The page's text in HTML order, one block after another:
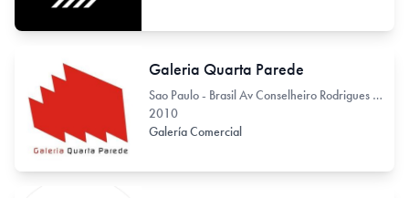
Galeria Quarta Parede
Sao Paulo - Brasil Av Conselheiro Rodrigues Alves 722
2010
Galería Comercial